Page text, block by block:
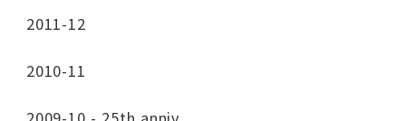
2011-12
2010-11